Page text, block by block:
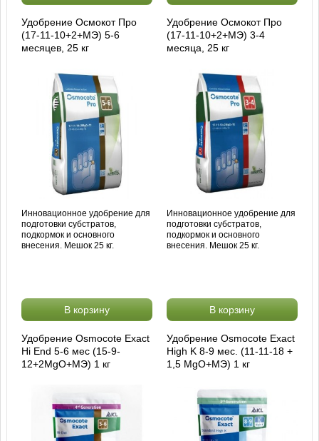
Удобрение Осмокот Про
(17-11-10+2+МЭ) 5-6
месяцев, 25 кг
Инновационное удобрение для
подготовки субстратов,
подкормок и основного
внесения. Мешок 25 кг.
В корзину
Удобрение Осмокот Про
(17-11-10+2+МЭ) 3-4
месяца, 25 кг
Инновационное удобрение для
подготовки субстратов,
подкормок и основного
внесения. Мешок 25 кг.
В корзину
Удобрение Osmocote Exact
Hi End 5-6 мес (15-9-
12+2MgO+МЭ) 1 кг
Удобрение Osmocote Exact
High K 8-9 мес. (11-11-18 +
1,5 MgO+МЭ) 1 кг